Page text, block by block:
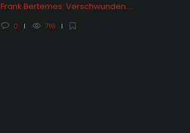
Frank Bertemes: Verschwunden….
0 716